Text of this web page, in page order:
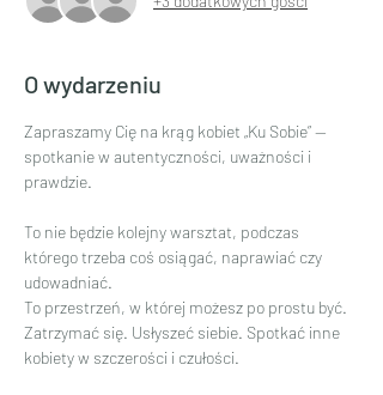
O wydarzeniu
Zapraszamy Cię na krąg kobiet „Ku Sobie” —
spotkanie w autentyczności, uważności i
prawdzie.
To nie będzie kolejny warsztat, podczas
którego trzeba coś osiągać, naprawiać czy
udowadniać.
To przestrzeń, w której możesz po prostu być.
Zatrzymać się. Usłyszeć siebie. Spotkać inne
kobiety w szczerości i czułości.